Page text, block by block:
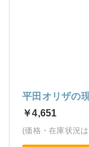
平田オリザの
￥4,651
(価格・在庫状況